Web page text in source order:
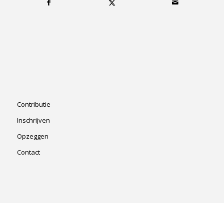
Contributie
Inschrijven
Opzeggen
Contact